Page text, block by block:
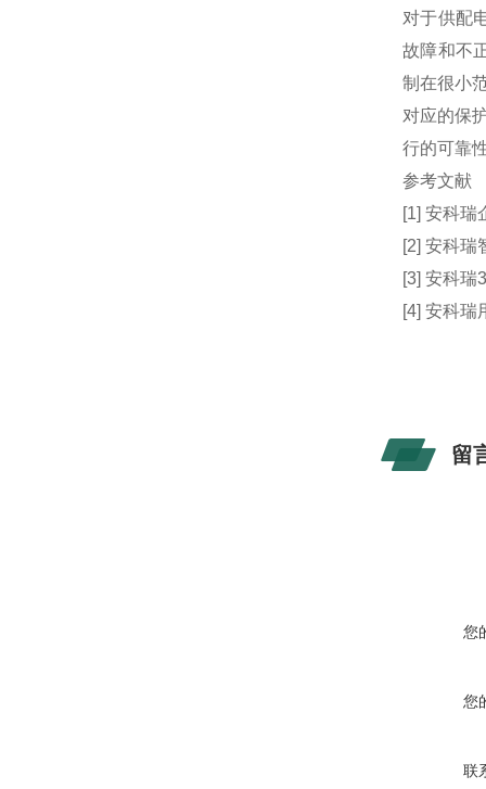
对于供配
故障和不
制在很小
对应的保
行的可靠
参考文献
[1] 安科瑞
[2] 安科瑞
[3] 安科瑞
[4] 安科瑞
留
您
您
联